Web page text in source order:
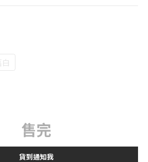
售完
貨到通知我